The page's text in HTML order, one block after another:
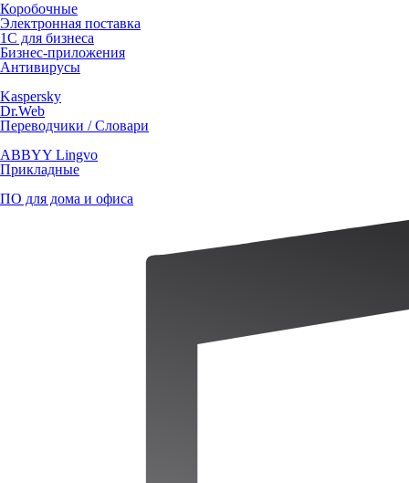
Коробочные
Электронная поставка
1С для бизнеса
Бизнес-приложения
Антивирусы
Kaspersky
Dr.Web
Переводчики / Словари
ABBYY Lingvo
Прикладные
ПО для дома и офиса